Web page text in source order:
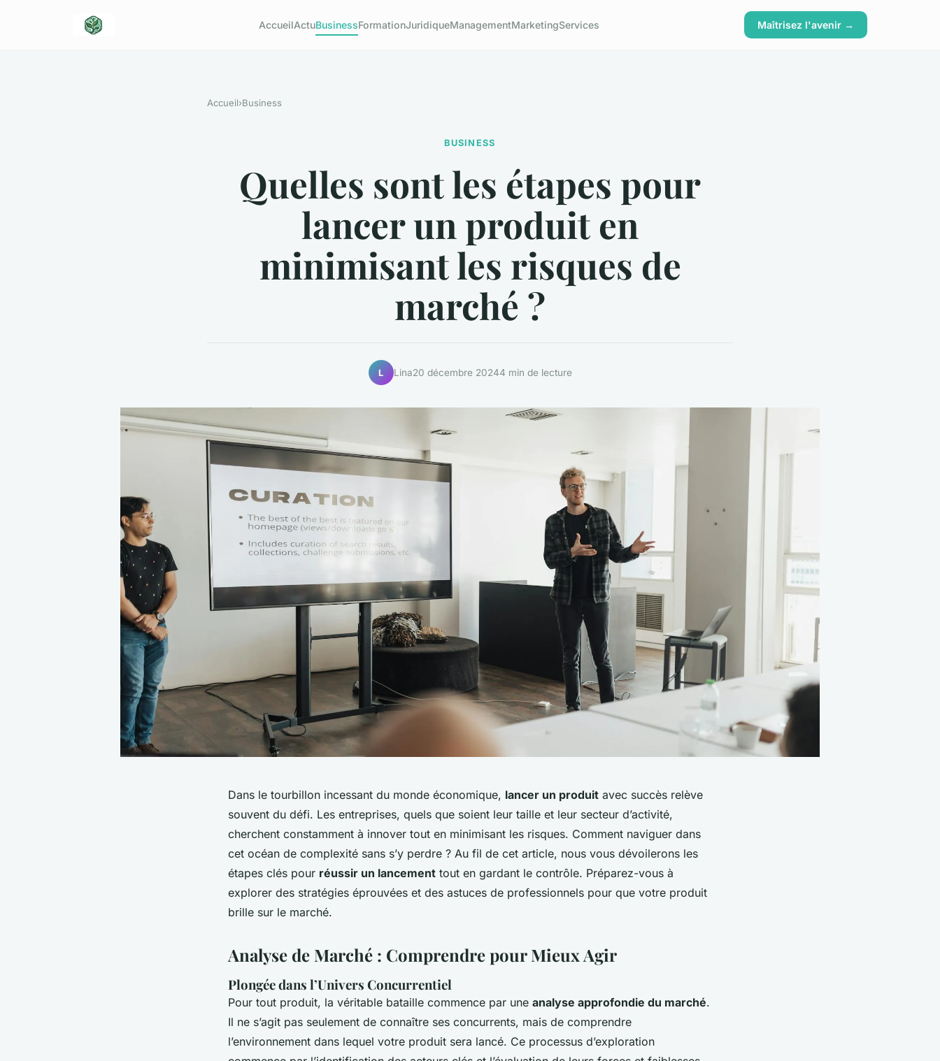
AccueilActuBusinessFormationJuridiqueManagementMarketingServices Maîtrisez l'avenir →
Accueil›Business
BUSINESS
Quelles sont les étapes pour
lancer un produit en
minimisant les risques de
marché ?
L Lina20 décembre 20244 min de lecture
Dans le tourbillon incessant du monde économique, lancer un produit avec succès relève
souvent du défi. Les entreprises, quels que soient leur taille et leur secteur d’activité,
cherchent constamment à innover tout en minimisant les risques. Comment naviguer dans
cet océan de complexité sans s’y perdre ? Au fil de cet article, nous vous dévoilerons les
étapes clés pour réussir un lancement tout en gardant le contrôle. Préparez-vous à
explorer des stratégies éprouvées et des astuces de professionnels pour que votre produit
brille sur le marché.
Analyse de Marché : Comprendre pour Mieux Agir
Plongée dans l’Univers Concurrentiel
Pour tout produit, la véritable bataille commence par une analyse approfondie du marché.
Il ne s’agit pas seulement de connaître ses concurrents, mais de comprendre
l’environnement dans lequel votre produit sera lancé. Ce processus d’exploration